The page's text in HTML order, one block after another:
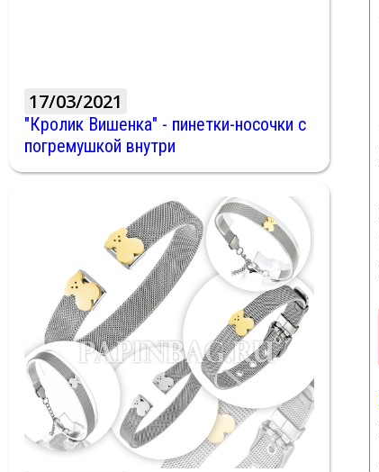
17/03/2021
"Кролик Вишенка" - пинетки-носочки с
погремушкой внутри